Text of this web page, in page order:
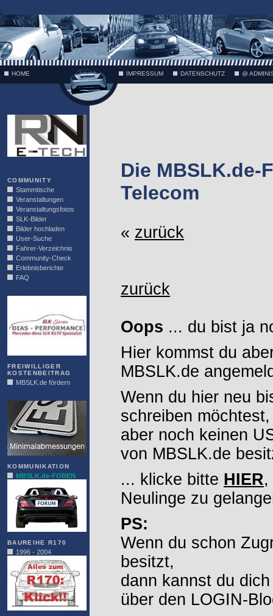
;
HOME IMPRESSUM DATENSCHUTZ @
COMMUNITY
Stammtische
Veranstaltungen
Veranstaltungsfotos
SLK-Bilder
Bilder hochladen
User-Suche
Fahrer-Verzeichnis
Community-Check
Erlebnisberichte
FAQ
FREIWILLIGER
KOSTENBEITRAG
MBSLK.de fördern
KOMMUNIKATION
MBSLK.de-FOREN
BAUREIHE R170
1996 - 2004
Die MBSLK.de-
Telecom
« zurück
zurück
Oops ... du bist ja
Hier kommst du
MBSLK.de
Wenn du hier neu
schreiben möchtest,
aber noch keinen
von MBSLK.de
... klicke bitte HIER,
Neulinge zu
PS:
Wenn du schon
besitzt,
dann kannst du
über den LOGIN-